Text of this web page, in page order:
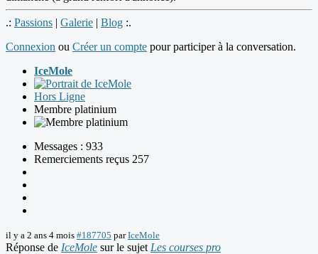
.: Passions | Galerie | Blog :.
Connexion ou Créer un compte pour participer à la conversation.
IceMole
Hors Ligne
Membre platinium
Messages : 933
Remerciements reçus 257
il y a 2 ans 4 mois #187705 parIceMole
Réponse de IceMole sur le sujet Les courses pro